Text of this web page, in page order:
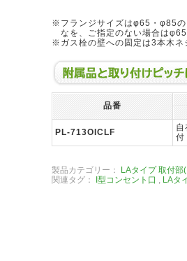
※フランジサイズはφ65・φ85の
なを、ご指定のない場合はφ65
※ガス栓の壁への固定は3本木ネ
附属品と取り付けピッチ
品番
PL-713OICLF
付
製品カテゴリー： LAタイプ 取付部
関連タグ： I型コンセント口 LAタ